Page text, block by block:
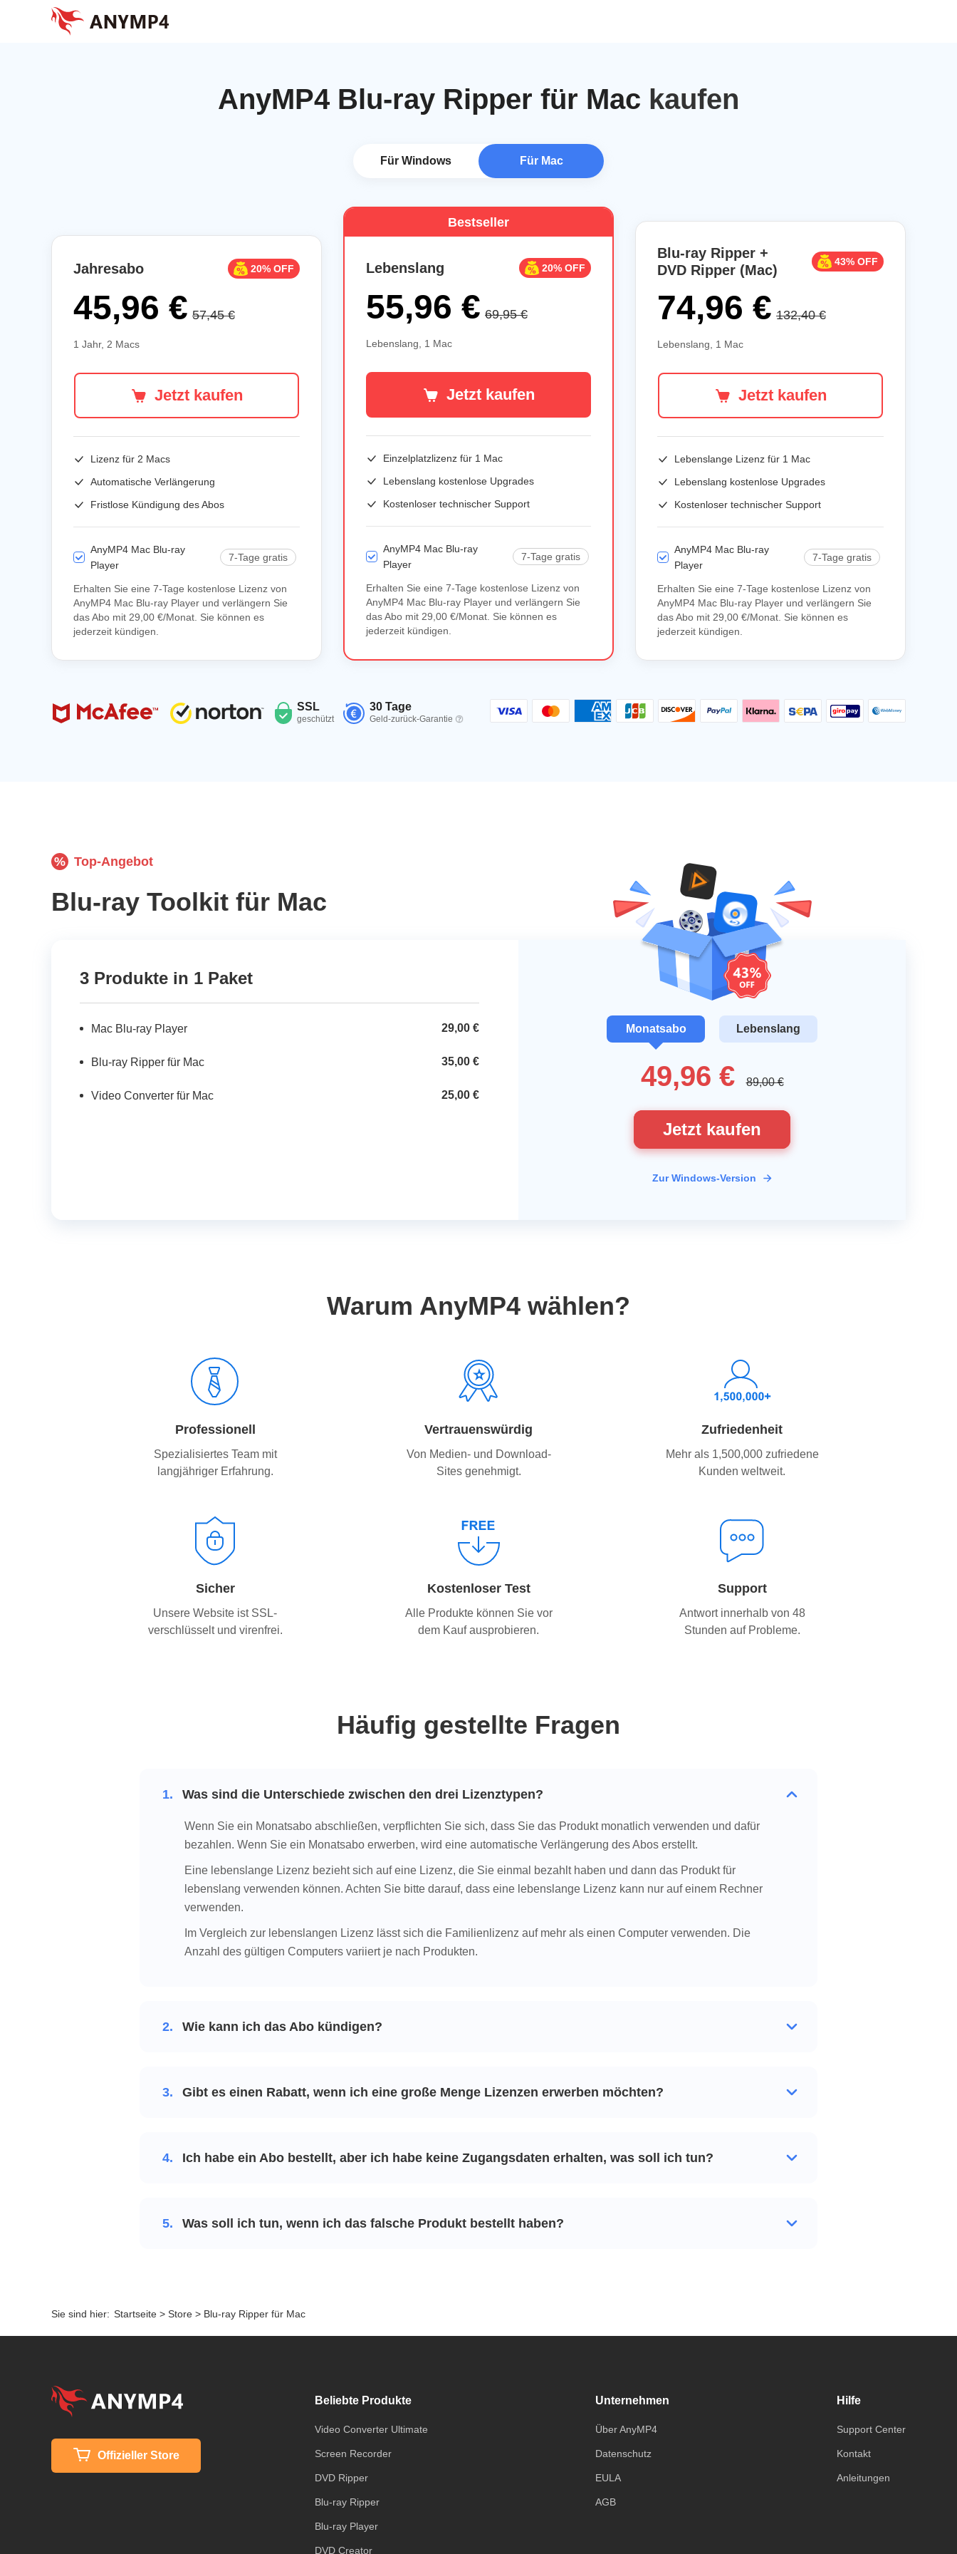
AnyMP4 Blu-ray Ripper für Mac kaufen
Für Windows Für Mac
Jahresabo 20% OFF
45,96 € 57,45 €
1 Jahr, 2 Macs
Jetzt kaufen
Lizenz für 2 Macs
Automatische Verlängerung
Fristlose Kündigung des Abos
AnyMP4 Mac Blu-ray
Player
7-Tage gratis
Erhalten Sie eine 7-Tage kostenlose Lizenz von
AnyMP4 Mac Blu-ray Player und verlängern Sie
das Abo mit 29,00 €/Monat. Sie können es
jederzeit kündigen.
Bestseller
Lebenslang 20% OFF
55,96 € 69,95 €
Lebenslang, 1 Mac
Jetzt kaufen
Einzelplatzlizenz für 1 Mac
Lebenslang kostenlose Upgrades
Kostenloser technischer Support
AnyMP4 Mac Blu-ray
Player
7-Tage gratis
Erhalten Sie eine 7-Tage kostenlose Lizenz von
AnyMP4 Mac Blu-ray Player und verlängern Sie
das Abo mit 29,00 €/Monat. Sie können es
jederzeit kündigen.
Blu-ray Ripper +
DVD Ripper (Mac)
43% OFF
74,96 € 132,40 €
Lebenslang, 1 Mac
Jetzt kaufen
Lebenslange Lizenz für 1 Mac
Lebenslang kostenlose Upgrades
Kostenloser technischer Support
AnyMP4 Mac Blu-ray
Player
7-Tage gratis
Erhalten Sie eine 7-Tage kostenlose Lizenz von
AnyMP4 Mac Blu-ray Player und verlängern Sie
das Abo mit 29,00 €/Monat. Sie können es
jederzeit kündigen.
SSL
geschützt
30 Tage
Geld-zurück-Garantie
% Top-Angebot
Blu-ray Toolkit für Mac
3 Produkte in 1 Paket
Mac Blu-ray Player 29,00 €
Blu-ray Ripper für Mac 35,00 €
Video Converter für Mac 25,00 €
Monatsabo Lebenslang
49,96 € 89,00 €
Jetzt kaufen
Zur Windows-Version
Warum AnyMP4 wählen?
Professionell
Spezialisiertes Team mit
langjähriger Erfahrung.
Vertrauenswürdig
Von Medien- und Download-
Sites genehmigt.
Zufriedenheit
Mehr als 1,500,000 zufriedene
Kunden weltweit.
Sicher
Unsere Website ist SSL-
verschlüsselt und virenfrei.
Kostenloser Test
Alle Produkte können Sie vor
dem Kauf ausprobieren.
Support
Antwort innerhalb von 48
Stunden auf Probleme.
Häufig gestellte Fragen
1. Was sind die Unterschiede zwischen den drei Lizenztypen?
Wenn Sie ein Monatsabo abschließen, verpflichten Sie sich, dass Sie das Produkt monatlich verwenden und dafür
bezahlen. Wenn Sie ein Monatsabo erwerben, wird eine automatische Verlängerung des Abos erstellt.
Eine lebenslange Lizenz bezieht sich auf eine Lizenz, die Sie einmal bezahlt haben und dann das Produkt für
lebenslang verwenden können. Achten Sie bitte darauf, dass eine lebenslange Lizenz kann nur auf einem Rechner
verwenden.
Im Vergleich zur lebenslangen Lizenz lässt sich die Familienlizenz auf mehr als einen Computer verwenden. Die
Anzahl des gültigen Computers variiert je nach Produkten.
2. Wie kann ich das Abo kündigen?
3. Gibt es einen Rabatt, wenn ich eine große Menge Lizenzen erwerben möchten?
4. Ich habe ein Abo bestellt, aber ich habe keine Zugangsdaten erhalten, was soll ich tun?
5. Was soll ich tun, wenn ich das falsche Produkt bestellt haben?
Sie sind hier: Startseite > Store > Blu-ray Ripper für Mac
Offizieller Store
Beliebte Produkte
Video Converter Ultimate
Screen Recorder
DVD Ripper
Blu-ray Ripper
Blu-ray Player
DVD Creator
Unternehmen
Über AnyMP4
Datenschutz
EULA
AGB
Hilfe
Support Center
Kontakt
Anleitungen